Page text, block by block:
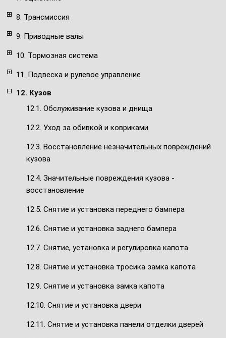
8. Трансмиссия
9. Приводные валы
10. Тормозная система
11. Подвеска и рулевое управление
12. Кузов
12.1. Обслуживание кузова и днища
12.2. Уход за обивкой и ковриками
12.3. Восстановление незначительных повреждений
кузова
12.4. Значительные повреждения кузова -
восстановление
12.5. Снятие и установка переднего бампера
12.6. Снятие и установка заднего бампера
12.7. Снятие, установка и регулировка капота
12.8. Снятие и установка тросика замка капота
12.9. Снятие и установка замка капота
12.10. Снятие и установка двери
12.11. Снятие и установка панели отделки дверей